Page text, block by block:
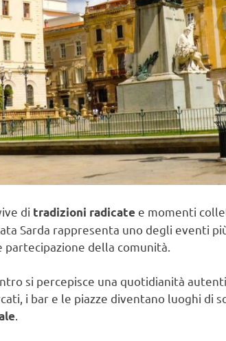
di tradizioni radicate e momenti
Sarda rappresenta uno degli eventi
della comunità.
si percepisce una quotidianità
i bar e le piazze diventano luoghi di
.